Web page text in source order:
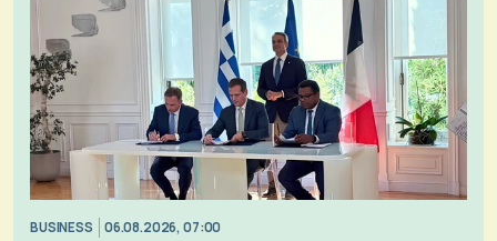
BUSINESS 06.08.2026, 07:00